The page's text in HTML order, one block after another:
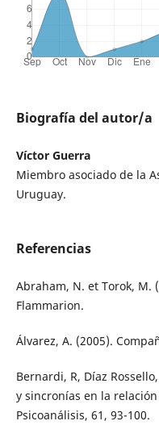
Biografía del autor/a
Víctor Guerra
Miembro asociado de la
Uruguay.
Referencias
Abraham, N. et Torok, M.
Flammarion.
Álvarez, A. (2005).
Bernardi, R, Díaz
y sincronías en la
Psicoanálisis, 61, 93-100.